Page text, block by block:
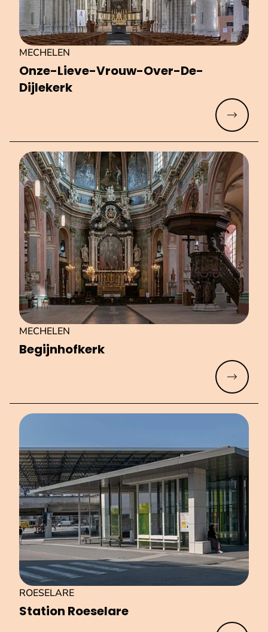
Onze-Lieve-Vrouw-Over-De-
Dijlekerk
MECHELEN
Meer
Be­gijn­hof­kerk
MECHELEN
Meer
Station Roeselare
ROESELARE